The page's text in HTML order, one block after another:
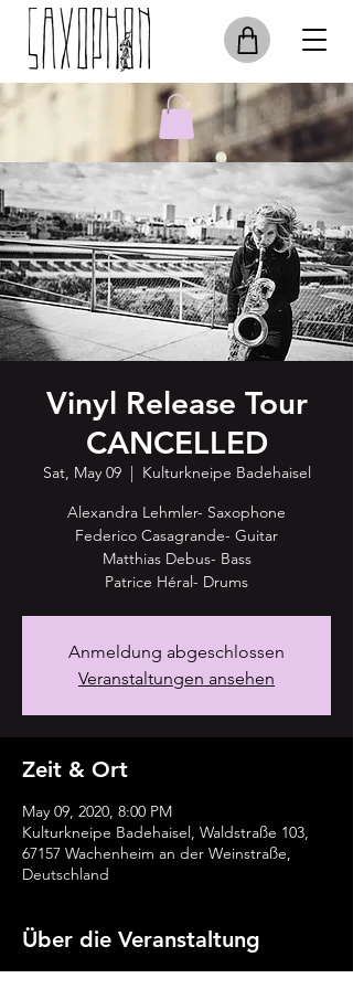
Vinyl Release Tour
CANCELLED
Sat, May 09
  |
Kulturkneipe Badehaisel
Alexandra Lehmler- Saxophone
Federico Casagrande- Guitar
Matthias Debus- Bass
Patrice Héral- Drums
Anmeldung abgeschlossen
Veranstaltungen ansehen
Zeit & Ort
May 09, 2020, 8:00 PM
Kulturkneipe Badehaisel, Waldstraße 103,
67157 Wachenheim an der Weinstraße,
Deutschland
Über die Veranstaltung